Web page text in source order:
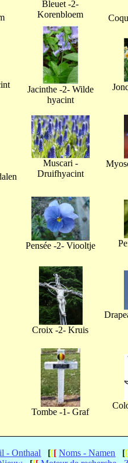
Bleuet -2-
Korenbloem
Jacinthe -2- Wilde
hyacint
Muscari -
Druifhyacint
Pensée -2- Viooltje
Croix -2- Kruis
Tombe -1- Graf
- Onthaal [[[ Noms - Namen [[